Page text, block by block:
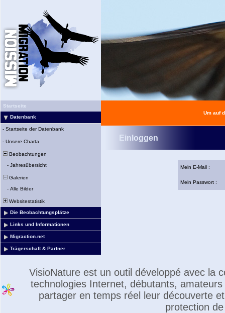
Startseite
Datenbank
- Startseite der Datenbank
- Unsere Charta
Beobachtungen
- Jahresübersicht
Galerien
- Alle Bilder
Websitestatistik
Die Beobachtungsplätze
Links und Informationen
Migraction.net
Trägerschaft & Partner
Um auf
Einloggen
Mein E-Mail :
Mein Passwort :
VisioNature est un outil développé avec la
technologies Internet, débutants,
partager en temps réel leur découverte
protection